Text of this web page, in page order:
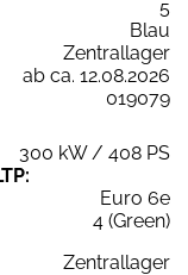
5
Blau
Zentrallager
ab ca. 12.08.2026
019079
300 kW / 408 PS
Euro 6e
4 (Green)
Zentrallager